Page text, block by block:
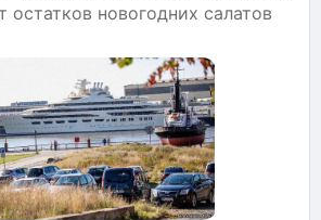
остатков новогодних салатов